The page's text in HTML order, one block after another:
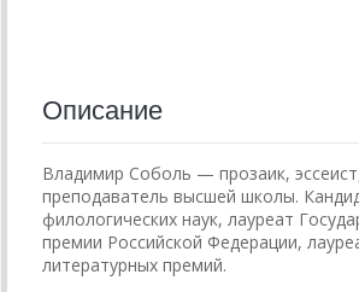
Описание
Владимир Соболь — прозаик,
преподаватель высшей школы.
филологических наук, лауреат
премии Российской Федерации,
литературных премий.